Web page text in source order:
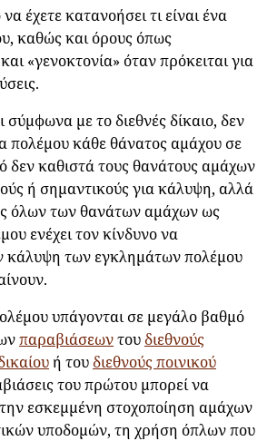
έχετε κατανοήσει τι είναι ένα
καθώς και όρους όπως
«γενοκτονία» όταν πρόκειται για
σύμφωνα με το διεθνές δίκαιο, δεν
πολέμου κάθε θάνατος αμάχου σε
δεν καθιστά τους θανάτους αμάχων
ή σημαντικούς για κάλυψη, αλλά
όλων των θανάτων αμάχων ως
ενέχει τον κίνδυνο να
κάλυψη των εγκλημάτων πολέμου
υπάγονται σε μεγάλο βαθμό
παραβιάσεωντουδιεθνούς
ή τουδιεθνούς ποινικού
του πρώτου μπορεί να
εσκεμμένη στοχοποίηση αμάχων
υποδομών, τη χρήση όπλων που